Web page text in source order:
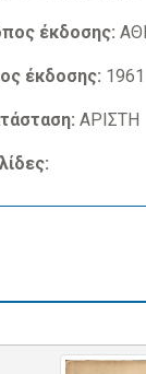
έκδοσης:
έκδοσης: 1961
ΑΡΙΣΤΗ